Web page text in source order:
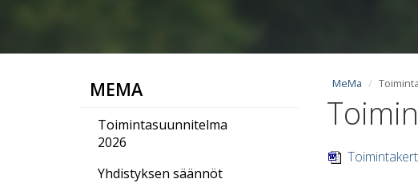
MEMA
Toimintasuunnitelma
2026
Yhdistyksen säännöt
MeMa